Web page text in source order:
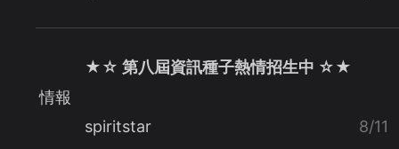
情報
★☆ 第八屆資訊種子熱情招生中 ☆★
spiritstar 8/11